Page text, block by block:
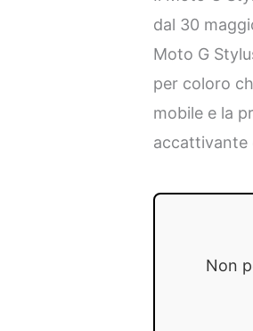
dal 30
Moto G
per coloro
mobile e la
accattivante
Non